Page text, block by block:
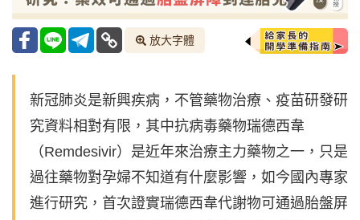
放大字體
新冠肺炎是新興疾病，不管藥物治療、疫苗研發研
究資料相對有限，其中抗病毒藥物瑞德西韋
（Remdesivir）是近年來治療主力藥物之一，只是
過往藥物對孕婦不知道有什麼影響，如今國內專家
進行研究，首次證實瑞德西韋代謝物可通過胎盤屏